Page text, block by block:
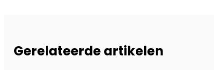
Gerelateerde artikelen